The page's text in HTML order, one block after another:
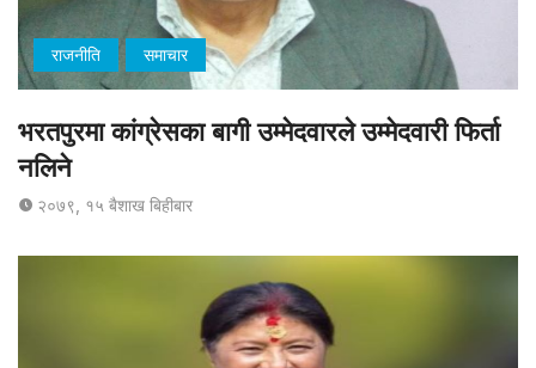
राजनीति समाचार
भरतपुरमा कांग्रेसका बागी उम्मेदवारले उम्मेदवारी फिर्ता
नलिने
२०७९, १५ बैशाख बिहीबार